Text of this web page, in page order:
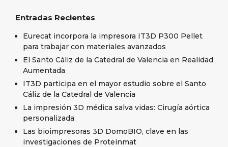
Entradas Recientes
Eurecat incorpora la impresora IT3D P300 Pellet
para trabajar con materiales avanzados
El Santo Cáliz de la Catedral de Valencia en Realidad
Aumentada
IT3D participa en el mayor estudio sobre el Santo
Cáliz de la Catedral de Valencia
La impresión 3D médica salva vidas: Cirugía aórtica
personalizada
Las bioimpresoras 3D DomoBIO, clave en las
investigaciones de Proteinmat